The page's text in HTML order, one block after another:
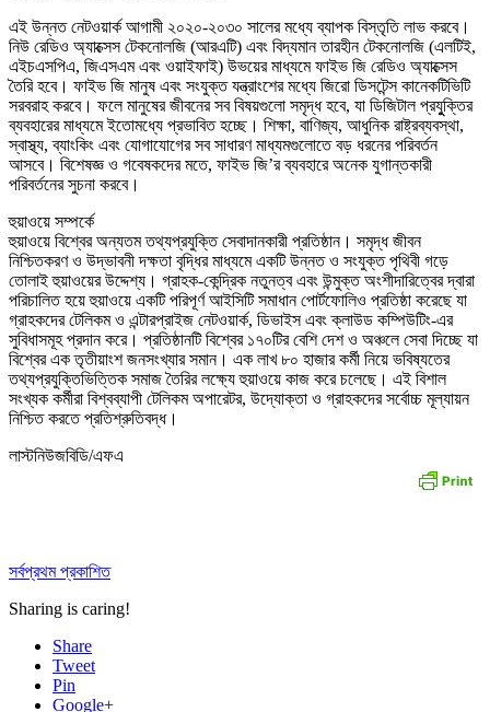
এই উন্নত নেটওয়ার্ক আগামী ২০২০-২০৩০ সালের মধ্যে ব্যাপক বিস্তৃতি লাভ করবে।
নিউ রেডিও অ্যাক্সেস টেকনোলজি (আরএটি) এবং বিদ্যমান তারহীন টেকনোলজি (এলটিই,
এইচএসপিএ, জিএসএম এবং ওয়াইফাই) উভয়ের মাধ্যমে ফাইভ জি রেডিও অ্যাক্সেস
তৈরি হবে। ফাইভ জি মানুষ এবং সংযুক্ত যন্ত্রাংশের মধ্যে জিরো ডিসটেন্স কানেকটিভিটি
সরবরাহ করবে। ফলে মানুষের জীবনের সব বিষয়গুলো সমৃদ্ধ হবে, যা ডিজিটাল প্রযুুক্তির
ব্যবহারের মাধ্যমে ইতোমধ্যে প্রভাবিত হচ্ছে। শিক্ষা, বাণিজ্য, আধুনিক রাষ্ট্রব্যবস্থা,
স্বাস্থ্য, ব্যাংকিং এবং যোগাযোগের সব সাধারণ মাধ্যমগুলোতে বড় ধরনের পরিবর্তন
আসবে। বিশেষজ্ঞ ও গবেষকদের মতে, ফাইভ জি’র ব্যবহারে অনেক যুগান্তকারী
পরিবর্তনের সুচনা করবে।
হুয়াওয়ে সম্পর্কে
হুয়াওয়ে বিশ্বের অন্যতম তথ্যপ্রযুক্তি সেবাদানকারী প্রতিষ্ঠান। সমৃদ্ধ জীবন
নিশ্চিতকরণ ও উদ্ভাবনী দক্ষতা বৃদ্ধির মাধ্যমে একটি উন্নত ও সংযুক্ত পৃথিবী গড়ে
তোলাই হুয়াওয়ের উদ্দেশ্য। গ্রাহক-কেন্দ্রিক নতুনত্ব এবং উন্মুক্ত অংশীদারিত্বের দ্বারা
পরিচালিত হয়ে হুয়াওয়ে একটি পরিপূর্ণ আইসিটি সমাধান পোর্টফোলিও প্রতিষ্ঠা করেছে যা
গ্রাহকদের টেলিকম ও এন্টারপ্রাইজ নেটওয়ার্ক, ডিভাইস এবং ক্লাউড কম্পিউটিং-এর
সুবিধাসমূহ প্রদান করে। প্রতিষ্ঠানটি বিশ্বের ১৭০টির বেশি দেশ ও অঞ্চলে সেবা দিচ্ছে যা
বিশ্বের এক তৃতীয়াংশ জনসংখ্যার সমান। এক লাখ ৮০ হাজার কর্মী নিয়ে ভবিষ্যতের
তথ্যপ্রযুক্তিভিত্তিক সমাজ তৈরির লক্ষ্যে হুয়াওয়ে কাজ করে চলেছে। এই বিশাল
সংখ্যক কর্মীরা বিশ্বব্যাপী টেলিকম অপারেটর, উদ্যোক্তা ও গ্রাহকদের সর্বোচ্চ মূল্যায়ন
নিশ্চিত করতে প্রতিশ্রুতিবদ্ধ।
লাস্টনিউজবিডি/এফএ
সর্বপ্রথম প্রকাশিত
Sharing is caring!
Share
Tweet
Pin
Google+